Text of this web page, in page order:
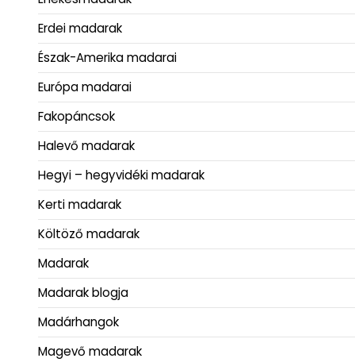
Erdei madarak
Észak-Amerika madarai
Európa madarai
Fakopáncsok
Halevő madarak
Hegyi – hegyvidéki madarak
Kerti madarak
Költöző madarak
Madarak
Madarak blogja
Madárhangok
Magevő madarak